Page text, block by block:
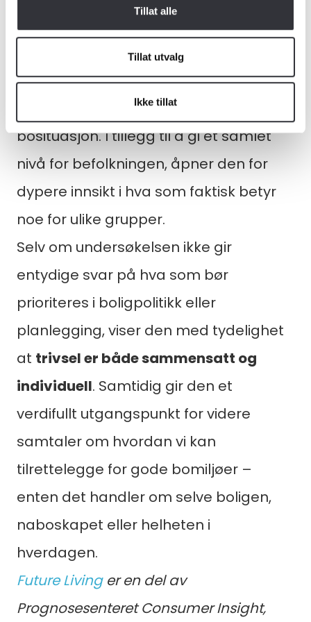
Tillat alle
Tillat utvalg
Ikke tillat
Trivselsindeksen gir oss en strukturert
og sammenlignbar måte å forstå
hvordan folk vurderer sin egen
bosituasjon. I tillegg til å gi et samlet
nivå for befolkningen, åpner den for
dypere innsikt i hva som faktisk betyr
noe for ulike grupper.
Selv om undersøkelsen ikke gir
entydige svar på hva som bør
prioriteres i boligpolitikk eller
planlegging, viser den med tydelighet
at trivsel er både sammensatt og
individuell. Samtidig gir den et
verdifullt utgangspunkt for videre
samtaler om hvordan vi kan
tilrettelegge for gode bomiljøer –
enten det handler om selve boligen,
naboskapet eller helheten i
hverdagen.
Future Livinger en del av
Prognosesenteret Consumer Insight,